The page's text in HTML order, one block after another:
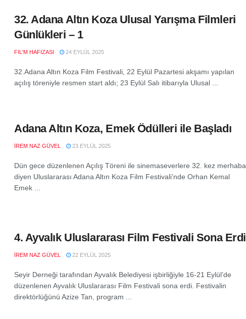
32. Adana Altın Koza Ulusal Yarışma Filmleri
Günlükleri – 1
FIL'M HAFIZASI 24 EYLÜL 2025
32.Adana Altın Koza Film Festivali, 22 Eylül Pazartesi akşamı yapılan
açılış töreniyle resmen start aldı; 23 Eylül Salı itibarıyla Ulusal ...
Adana Altın Koza, Emek Ödülleri ile Başladı
İREM NAZ GÜVEL 23 EYLÜL 2025
Dün gece düzenlenen Açılış Töreni ile sinemaseverlere 32. kez merhaba
diyen Uluslararası Adana Altın Koza Film Festivali’nde Orhan Kemal
Emek ...
4. Ayvalık Uluslararası Film Festivali Sona Erdi
İREM NAZ GÜVEL 22 EYLÜL 2025
Seyir Derneği tarafından Ayvalık Belediyesi işbirliğiyle 16-21 Eylül’de
düzenlenen Ayvalık Uluslararası Film Festivali sona erdi. Festivalin
direktörlüğünü Azize Tan, program ...